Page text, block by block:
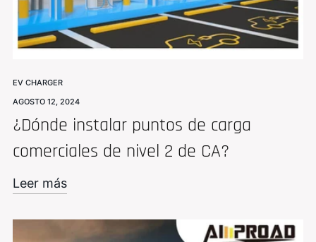
EV CHARGER
AGOSTO 12, 2024
¿Dónde instalar puntos de carga
comerciales de nivel 2 de CA?
Leer más